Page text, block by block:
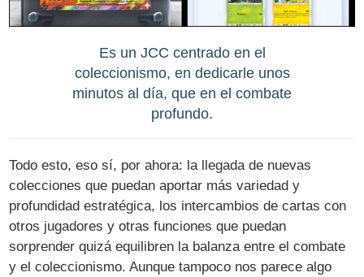
Es un JCC centrado en el
coleccionismo, en dedicarle unos
minutos al día, que en el combate
profundo.
Todo esto, eso sí, por ahora: la llegada de nuevas
colecciones que puedan aportar más variedad y
profundidad estratégica, los intercambios de cartas con
otros jugadores y otras funciones que puedan
sorprender quizá equilibren la balanza entre el combate
y el coleccionismo. Aunque tampoco nos parece algo